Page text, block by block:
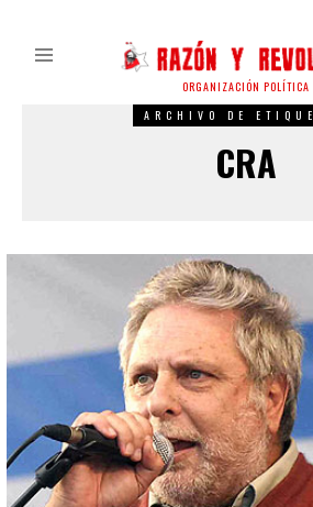
ORGANIZACIÓN POLÍTICA
ARCHIVO DE
CRA